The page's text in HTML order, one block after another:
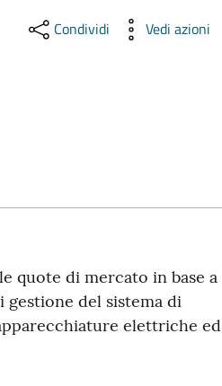
Condividi Vedi azioni
quote di mercato in base a
del sistema di
elettriche ed